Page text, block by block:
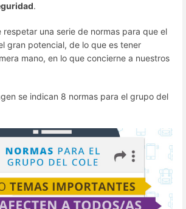
.
respetar una serie de normas para que el
gran potencial, de lo que es tener
mano, en lo que concierne a nuestros
se indican 8 normas para el grupo del